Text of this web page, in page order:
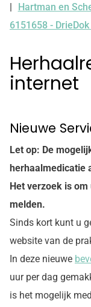
Tel:
Hartman en
6151658 -
internet
Nieuwe
Let op: De
herhaalmedicatie
Het verzoek is om
melden.
Sinds kort kunt u
website van de
In deze nieuwe
uur per dag
is het mogelijk